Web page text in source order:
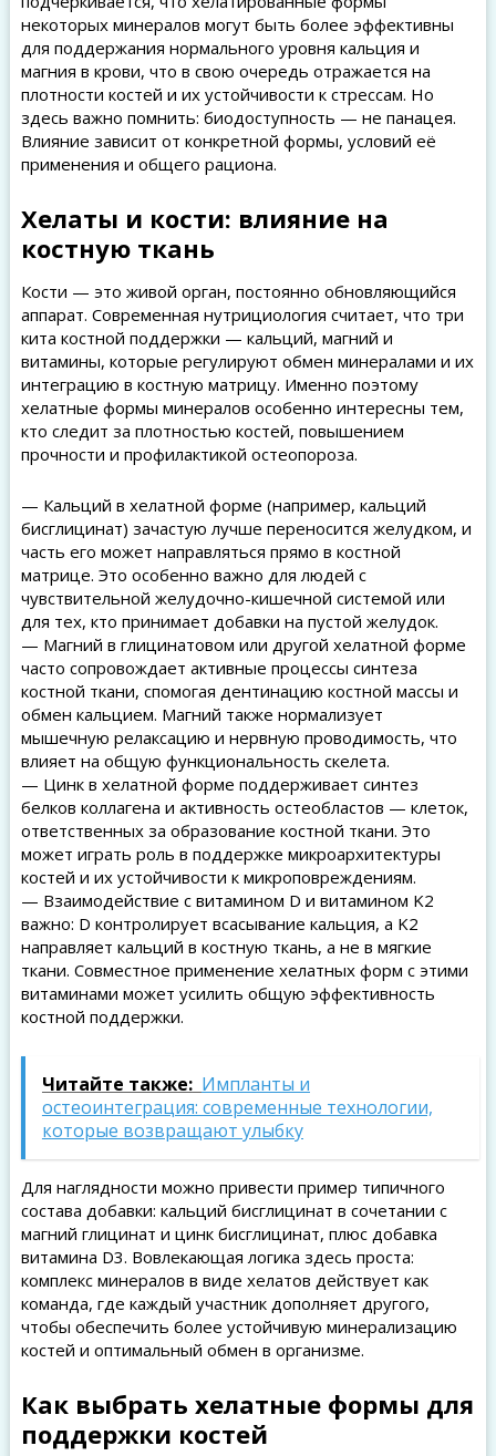
некоторых минералов могут быть более эффективны
для поддержания нормального уровня кальция и
магния в крови, что в свою очередь отражается на
плотности костей и их устойчивости к стрессам. Но
здесь важно помнить: биодоступность — не панацея.
Влияние зависит от конкретной формы, условий её
применения и общего рациона.
Хелаты и кости: влияние на
костную ткань
Кости — это живой орган, постоянно обновляющийся
аппарат. Современная нутрициология считает, что три
кита костной поддержки — кальций, магний и
витамины, которые регулируют обмен минералами и их
интеграцию в костную матрицу. Именно поэтому
хелатные формы минералов особенно интересны тем,
кто следит за плотностью костей, повышением
прочности и профилактикой остеопороза.
— Кальций в хелатной форме (например, кальций
бисглицинат) зачастую лучше переносится желудком, и
часть его может направляться прямо в костной
матрице. Это особенно важно для людей с
чувствительной желудочно-кишечной системой или
для тех, кто принимает добавки на пустой желудок.
— Магний в глицинатовом или другой хелатной форме
часто сопровождает активные процессы синтеза
костной ткани, спомогая дентинацию костной массы и
обмен кальцием. Магний также нормализует
мышечную релаксацию и нервную проводимость, что
влияет на общую функциональность скелета.
— Цинк в хелатной форме поддерживает синтез
белков коллагена и активность остеобластов — клеток,
ответственных за образование костной ткани. Это
может играть роль в поддержке микроархитектуры
костей и их устойчивости к микроповреждениям.
— Взаимодействие с витамином D и витамином K2
важно: D контролирует всасывание кальция, а K2
направляет кальций в костную ткань, а не в мягкие
ткани. Совместное применение хелатных форм с этими
витаминами может усилить общую эффективность
костной поддержки.
Читайте также: Импланты и
остеоинтеграция: современные технологии,
которые возвращают улыбку
Для наглядности можно привести пример типичного
состава добавки: кальций бисглицинат в сочетании с
магний глицинат и цинк бисглицинат, плюс добавка
витамина D3. Вовлекающая логика здесь проста:
комплекс минералов в виде хелатов действует как
команда, где каждый участник дополняет другого,
чтобы обеспечить более устойчивую минерализацию
костей и оптимальный обмен в организме.
Как выбрать хелатные формы для
поддержки костей